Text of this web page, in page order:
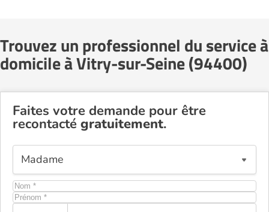
Trouvez un professionnel du service à
domicile à Vitry-sur-Seine (94400)
Faites votre demande pour être
recontacté gratuitement.